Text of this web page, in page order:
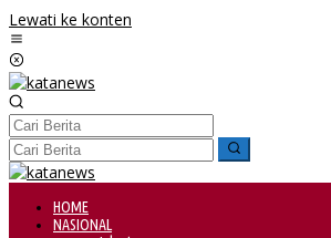
Lewati ke konten
HOME
NASIONAL